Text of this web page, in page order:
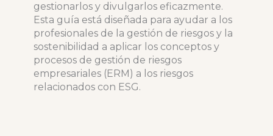
gestionarlos y divulgarlos eficazmente.
Esta guía está diseñada para ayudar a los
profesionales de la gestión de riesgos y la
sostenibilidad a aplicar los conceptos y
procesos de gestión de riesgos
empresariales (ERM) a los riesgos
relacionados con ESG.